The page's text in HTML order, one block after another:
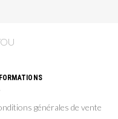
générales de vente